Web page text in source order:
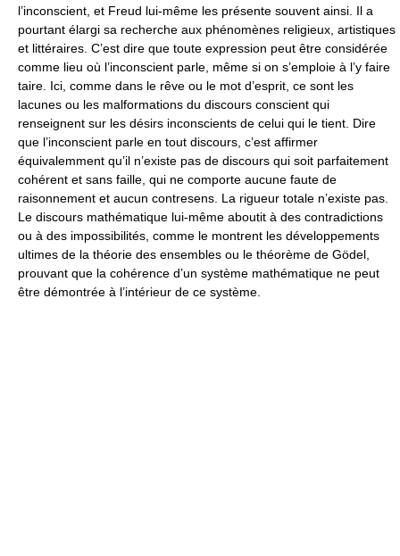
l’inconscient, et Freud lui-même les présente souvent ainsi. Il a
pourtant élargi sa recherche aux phénomènes religieux, artistiques
et littéraires. C’est dire que toute expression peut être considérée
comme lieu où l’inconscient parle, même si on s’emploie à l’y faire
taire. Ici, comme dans le rêve ou le mot d’esprit, ce sont les
lacunes ou les malformations du discours conscient qui
renseignent sur les désirs inconscients de celui qui le tient. Dire
que l’inconscient parle en tout discours, c’est affirmer
équivalemment qu’il n’existe pas de discours qui soit parfaitement
cohérent et sans faille, qui ne comporte aucune faute de
raisonnement et aucun contresens. La rigueur totale n’existe pas.
Le discours mathématique lui-même aboutit à des contradictions
ou à des impossibilités, comme le montrent les développements
ultimes de la théorie des ensembles ou le théorème de Gödel,
prouvant que la cohérence d’un système mathématique ne peut
être démontrée à l’intérieur de ce système.